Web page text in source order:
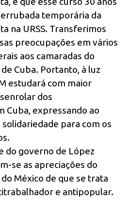
temporária da
na URSS. Transferimos
preocupações em vários
aos camaradas do
Cuba. Portanto, à luz
estudará com maior
dos
Cuba, expressando ao
para com os
do governo de López
se as apreciações do
México de que se trata
e antipopular.